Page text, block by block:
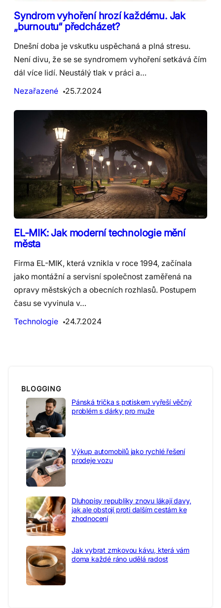
Syndrom vyhoření hrozí každému. Jak
„burnoutu“ předcházet?
Dnešní doba je vskutku uspěchaná a plná stresu.
Není divu, že se se syndromem vyhoření setkává čím
dál více lidí. Neustálý tlak v práci a…
Nezařazené
25.7.2024
EL-MIK: Jak moderní technologie mění
města
Firma EL-MIK, která vznikla v roce 1994, začínala
jako montážní a servisní společnost zaměřená na
opravy městských a obecních rozhlasů. Postupem
času se vyvinula v…
Technologie
24.7.2024
BLOGGING
Pánská trička s potiskem vyřeší věčný
problém s dárky pro muže
Výkup automobilů jako rychlé řešení
prodeje vozu
Dluhopisy republiky znovu lákají davy,
jak ale obstojí proti dalším cestám ke
zhodnocení
Jak vybrat zrnkovou kávu, která vám
doma každé ráno udělá radost